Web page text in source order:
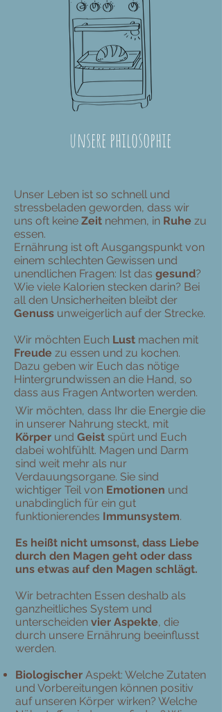
unsere philosophie
Unser Leben ist so schnell und
stressbeladen geworden, dass wir
uns oft keine Zeit nehmen, in Ruhe zu
essen.
Ernährung ist oft Ausgangspunkt von
einem schlechten Gewissen und
unendlichen Fragen: Ist das gesund?
Wie viele Kalorien stecken darin? Bei
all den Unsicherheiten bleibt der
Genuss unweigerlich auf der Strecke.
Wir möchten Euch Lust machen mit
Freude zu essen und zu kochen.
Dazu geben wir Euch das nötige
Hintergrundwissen an die Hand, so
dass aus Fragen Antworten werden.
Wir möchten, dass Ihr die Energie die
in unserer Nahrung steckt, mit
Körper und Geist spürt und Euch
dabei wohlfühlt. Magen und Darm
sind weit mehr als nur
Verdauungsorgane. Sie sind
wichtiger Teil von Emotionen und
unabdinglich für ein gut
funktionierendes Immunsystem.
Es heißt nicht umsonst, dass Liebe
durch den Magen geht oder dass
uns etwas auf den Magen schlägt.
Wir betrachten Essen deshalb als
ganzheitliches System und
unterscheiden vier Aspekte, die
durch unsere Ernährung beeinflusst
werden.
Biologischer Aspekt: Welche Zutaten
und Vorbereitungen können positiv
auf unseren Körper wirken? Welche